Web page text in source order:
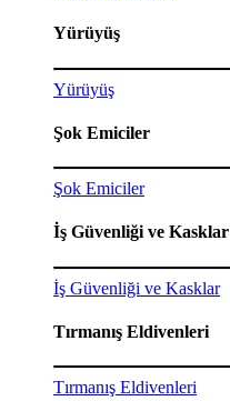
Yürüyüş
Yürüyüş
Şok Emiciler
Şok Emiciler
İş Güvenliği ve Kasklar
İş Güvenliği ve Kasklar
Tırmanış Eldivenleri
Tırmanış Eldivenleri